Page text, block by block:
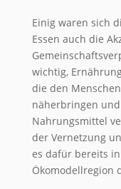
Einig waren sich
Essen auch die
wichtig,
die den
näherbringen
Nahrungsmittel
der Vernetzung
es dafür bereits
Ökomodellregion